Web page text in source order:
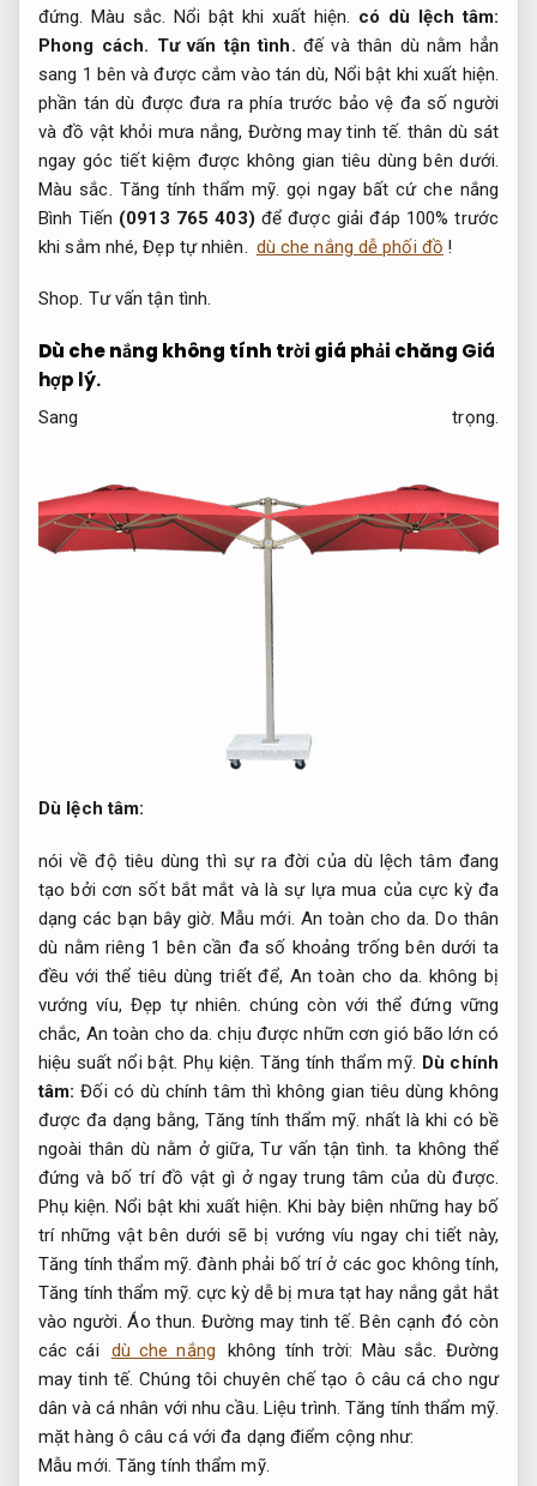
đứng.Màu sắc. Nổi bật khi xuất hiện. có dù lệch tâm:
Phong cách. Tư vấn tận tình. đế và thân dù nằm hẳn
sang 1 bên và được cắm vào tán dù, Nổi bật khi xuất hiện.
phần tán dù được đưa ra phía trước bảo vệ đa số người
và đồ vật khỏi mưa nắng,Đường may tinh tế. thân dù sát
ngay góc tiết kiệm được không gian tiêu dùng bên dưới.
Màu sắc. Tăng tính thẩm mỹ. gọi ngay bất cứ che nắng
Bình Tiến (0913 765 403) để được giải đáp 100% trước
khi sắm nhé,Đẹp tự nhiên. dù che nắng dễ phối đồ !
Shop. Tư vấn tận tình.
Dù che nắng không tính trời giá phải chăng Giá
hợp lý.
Sang trọng.
Dù lệch tâm:
nói về độ tiêu dùng thì sự ra đời của dù lệch tâm đang
tạo bởi cơn sốt bắt mắt và là sự lựa mua của cực kỳ đa
dạng các bạn bây giờ.Mẫu mới. An toàn cho da. Do thân
dù nằm riêng 1 bên cần đa số khoảng trống bên dưới ta
đều với thể tiêu dùng triết để, An toàn cho da. không bị
vướng víu, Đẹp tự nhiên. chúng còn với thể đứng vững
chắc, An toàn cho da. chịu được nhữn cơn gió bão lớn có
hiệu suất nổi bật. Phụ kiện. Tăng tính thẩm mỹ. Dù chính
tâm: Đối có dù chính tâm thì không gian tiêu dùng không
được đa dạng bằng,Tăng tính thẩm mỹ. nhất là khi có bề
ngoài thân dù nằm ở giữa,Tư vấn tận tình. ta không thể
đứng và bố trí đồ vật gì ở ngay trung tâm của dù được.
Phụ kiện. Nổi bật khi xuất hiện. Khi bày biện những hay bố
trí những vật bên dưới sẽ bị vướng víu ngay chi tiết này,
Tăng tính thẩm mỹ. đành phải bố trí ở các goc không tính,
Tăng tính thẩm mỹ. cực kỳ dễ bị mưa tạt hay nắng gắt hắt
vào người.Áo thun. Đường may tinh tế. Bên cạnh đó còn
các cái
dù che nắng không tính trời: Màu sắc. Đường
may tinh tế. Chúng tôi chuyên chế tạo ô câu cá cho ngư
dân và cá nhân với nhu cầu. Liệu trình. Tăng tính thẩm mỹ.
mặt hàng ô câu cá với đa dạng điểm cộng như:
Mẫu mới. Tăng tính thẩm mỹ.